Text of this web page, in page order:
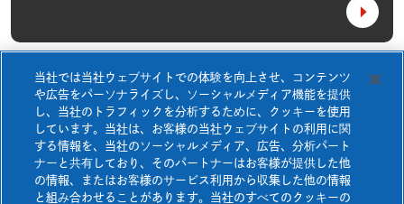
断熱等級7について
断熱から、学ぶ。
快適空間研究所
お知らせ
よくあるご質問
お問い合わせ
資料請求
ネオマフィットテープ
ネオマスパンビスⅠ
ネオマスパンビスⅡ
壁施工資料ダウンロード
カタログ・チラシダウンロード
当社では当社ウェブサイトでの体験を向上させ、コンテンツ
や広告をパーソナライズし、ソーシャルメディア機能を提供
し、当社のトラフィックを分析するために、クッキーを使用
しています。当社は、お客様の当社ウェブサイトの利用に関
する情報を、当社のソーシャルメディア、広告、分析パート
ナーと共有しており、そのパートナーはお客様が提供した他
の情報、またはお客様のサービス利用から収集した他の情報
と組み合わせることがあります。当社のすべてのクッキーの